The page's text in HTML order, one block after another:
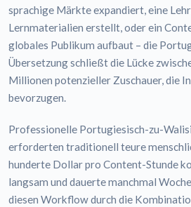
sprachige Märkte expandiert, eine
Lernmaterialien erstellt, oder ein
globales Publikum aufbaut – die
Übersetzung schließt die Lücke
Millionen potenzieller Zuschauer, die
bevorzugen.
Professionelle Portugiesisch-zu-
erforderten traditionell teure
hunderte Dollar pro Content-Stunde
langsam und dauerte manchmal
diesen Workflow durch die